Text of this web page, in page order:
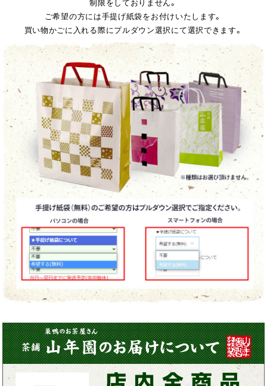
制限をしておりません。
ご希望の方には手提げ紙袋をお付けいたします。
買い物かごに入れる際にプルダウン選択にて選択できます。